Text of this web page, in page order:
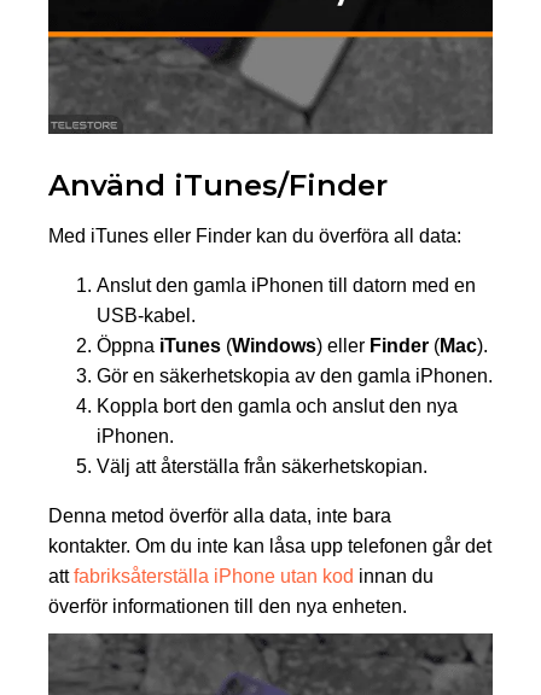
Använd iTunes/Finder
Med iTunes eller Finder kan du överföra all data:
Anslut den gamla iPhonen till datorn med en
USB-kabel.
Öppna iTunes (Windows) eller Finder (Mac).
Gör en säkerhetskopia av den gamla iPhonen.
Koppla bort den gamla och anslut den nya
iPhonen.
Välj att återställa från säkerhetskopian.
Denna metod överför alla data, inte bara
kontakter. Om du inte kan låsa upp telefonen går det
attfabriksåterställa iPhone utan kod innan du
överför informationen till den nya enheten.